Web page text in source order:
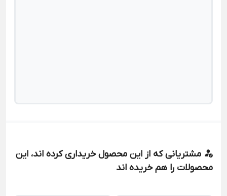
مشتریانی که از این محصول خریداری کرده اند، این
محصولات را هم خریده اند